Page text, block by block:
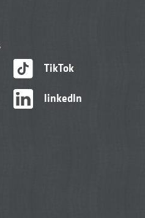
TikTok
linkedIn